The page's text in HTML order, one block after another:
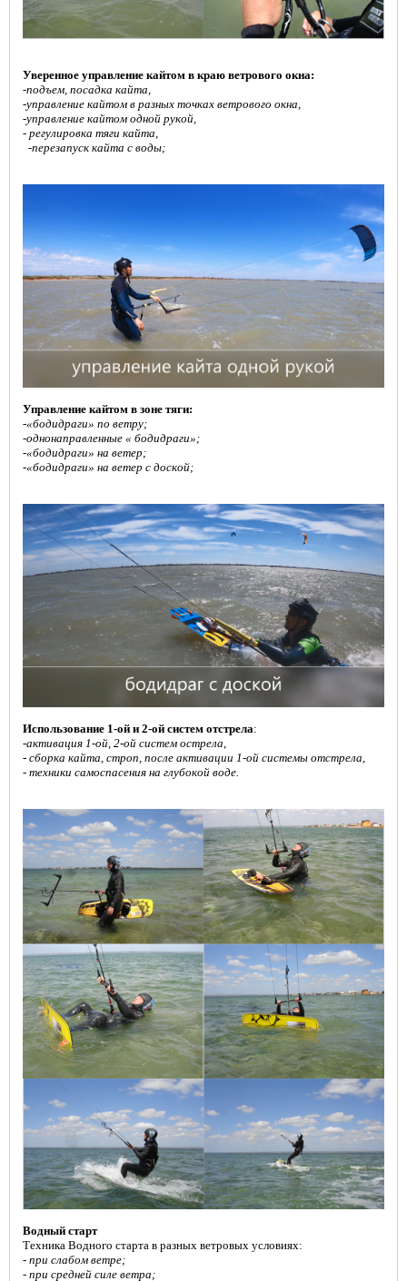
Уверенное управление кайтом в краю ветрового окна:
-подъем, посадка кайта,
-управление кайтом в разных точках ветрового окна,
-управление кайтом одной рукой,
- регулировка тяги кайта,
-перезапуск кайта с воды;
Управление кайтом в зоне тяги:
-«бодидраги» по ветру;
-однонаправленные « бодидраги»;
-«бодидраги» на ветер;
-«бодидраги» на ветер с доской;
Использование 1-ой и 2-ой систем отстрела:
-активация 1-ой, 2-ой систем острела,
- сборка кайта, строп, после активации 1-ой системы отстрела,
- техники самоспасения на глубокой воде.
Водный старт
Техника Водного старта в разных ветровых условиях:
- при слабом ветре;
- при средней силе ветра;